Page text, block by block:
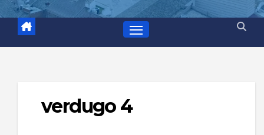
verdugo 4